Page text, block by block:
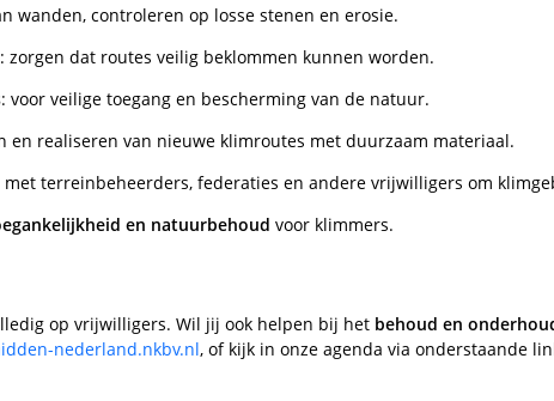
wanden, controleren op losse stenen en erosie.
: zorgen dat routes veilig beklommen kunnen worden.
: voor veilige toegang en bescherming van de natuur.
en realiseren van nieuwe klimroutes met duurzaam materiaal.
met terreinbeheerders, federaties en andere vrijwilligers om
en natuurbehoud voor klimmers.
op vrijwilligers. Wil jij ook helpen bij het behoud en
nederland.nkbv.nl, of kijk in onze agenda via onderstaande